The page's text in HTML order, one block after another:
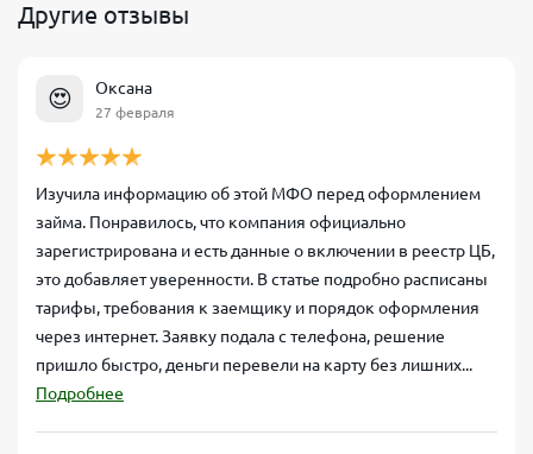
Другие отзывы
😍 Оксана
27 февраля
Изучила информацию об этой МФО перед оформлением
займа. Понравилось, что компания официально
зарегистрирована и есть данные о включении в реестр ЦБ,
это добавляет уверенности. В статье подробно расписаны
тарифы, требования к заемщику и порядок оформления
через интернет. Заявку подала с телефона, решение
пришло быстро, деньги перевели на карту без лишних...
Подробнее